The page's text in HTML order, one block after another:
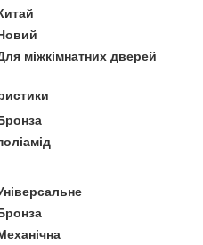
міжкімнатних дверей